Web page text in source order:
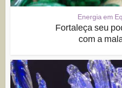
Energia em
Fortaleça seu
com a